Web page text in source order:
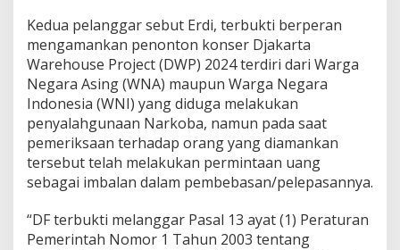
Kedua pelanggar sebut Erdi, terbukti berperan
mengamankan penonton konser Djakarta
Warehouse Project (DWP) 2024 terdiri dari Warga
Negara Asing (WNA) maupun Warga Negara
Indonesia (WNI) yang diduga melakukan
penyalahgunaan Narkoba, namun pada saat
pemeriksaan terhadap orang yang diamankan
tersebut telah melakukan permintaan uang
sebagai imbalan dalam pembebasan/pelepasannya.
“DF terbukti melanggar Pasal 13 ayat (1) Peraturan
Pemerintah Nomor 1 Tahun 2003 tentang